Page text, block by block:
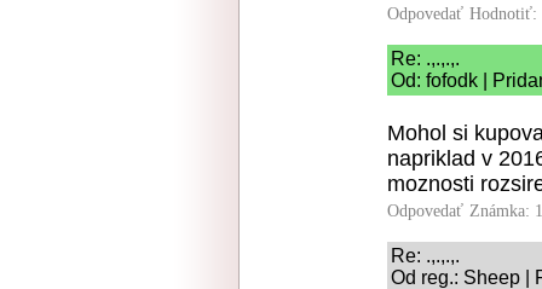
Odpovedať Hodnotiť:
Re: .,.,.,.
Od: fofodk |
Mohol si
napriklad v
moznosti
Odpovedať Známka:
Re: .,.,.,.
Od reg.: Sheep |